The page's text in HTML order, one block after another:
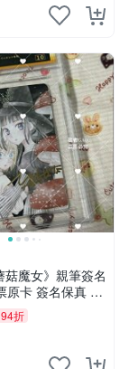
菇魔女》親筆簽名
原卡 簽名保真 收
魔女 樋口橘 照片
94折